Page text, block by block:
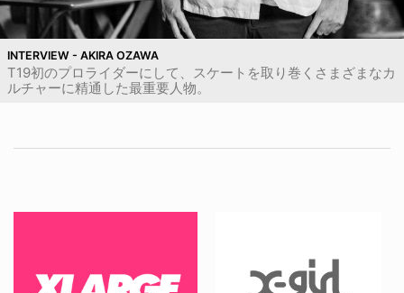
INTERVIEW - AKIRA OZAWA
T19初のプロライダーにして、スケートを取り巻くさまざまなカ
ルチャーに精通した最重要人物。